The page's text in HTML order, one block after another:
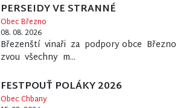
PERSEIDY VE STRANNÉ
Obec Březno
08. 08. 2026
Březenští vinaři za podpory obce Březno
zvou všechny m...
FESTPOUŤ POLÁKY 2026
Obec Chbany